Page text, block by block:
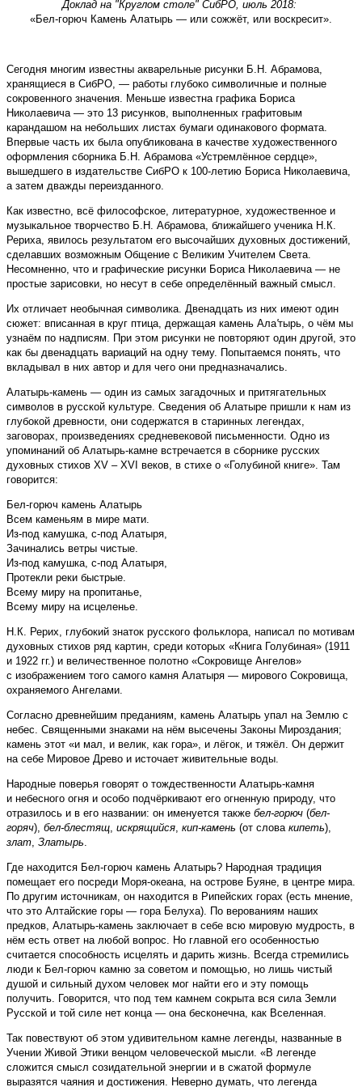
Доклад на "Круглом столе" СибРО, июль 2018:
«Бел-горюч Камень Алатырь — или сожжёт, или воскресит».
Сегодня многим известны акварельные рисунки Б.Н. Абрамова,
хранящиеся в СибРО, — работы глубоко символичные и полные
сокровенного значения. Меньше известна графика Бориса
Николаевича — это 13 рисунков, выполненных графитовым
карандашом на небольших листах бумаги одинакового формата.
Впервые часть их была опубликована в качестве художественного
оформления сборника Б.Н. Абрамова «Устремлённое сердце»,
вышедшего в издательстве СибРО к 100-летию Бориса Николаевича,
а затем дважды переизданного.
Как известно, всё философское, литературное, художественное и
музыкальное творчество Б.Н. Абрамова, ближайшего ученика Н.К.
Рериха, явилось результатом его высочайших духовных достижений,
сделавших возможным Общение с Великим Учителем Света.
Несомненно, что и графические рисунки Бориса Николаевича — не
простые зарисовки, но несут в себе определённый важный смысл.
Их отличает необычная символика. Двенадцать из них имеют один
сюжет: вписанная в круг птица, держащая камень Ала'тырь, о чём мы
узнаём по надписям. При этом рисунки не повторяют один другой, это
как бы двенадцать вариаций на одну тему. Попытаемся понять, что
вкладывал в них автор и для чего они предназначались.
Алатырь-камень — один из самых загадочных и притягательных
символов в русской культуре. Сведения об Алатыре пришли к нам из
глубокой древности, они содержатся в старинных легендах,
заговорах, произведениях средневековой письменности. Одно из
упоминаний об Алатырь-камне встречается в сборнике русских
духовных стихов XV – XVI веков, в стихе о «Голубиной книге». Там
говорится:
Бел-горюч камень Алатырь
Всем каменьям в мире мати.
Из-под камушка, с-под Алатыря,
Зачинались ветры чистые.
Из-под камушка, с-под Алатыря,
Протекли реки быстрые.
Всему миру на пропитанье,
Всему миру на исцеленье.
Н.К. Рерих, глубокий знаток русского фольклора, написал по мотивам
духовных стихов ряд картин, среди которых «Книга Голубиная» (1911
и 1922 гг.) и величественное полотно «Сокровище Ангелов»
с изображением того самого камня Алатыря — мирового Сокровища,
охраняемого Ангелами.
Согласно древнейшим преданиям, камень Алатырь упал на Землю с
небес. Священными знаками на нём высечены Законы Мироздания;
камень этот «и мал, и велик, как гора», и лёгок, и тяжёл. Он держит
на себе Мировое Древо и источает живительные воды.
Народные поверья говорят о тождественности Алатырь-камня
и небесного огня и особо подчёркивают его огненную природу, что
отра­зилось и в его названии: он именуется также бел-горюч (бел-
горяч), бел-блестящ искрящийся кип-камень (от слова кипеть),
злат Златырь
Где находится Бел-горюч камень Алатырь? Народная традиция
помещает его посреди Моря-океана, на острове Буяне, в центре мира.
По другим источникам, он находится в Рипейских горах (есть мнение,
что это Алтайские горы — гора Белуха). По верованиям наших
предков, Алатырь-камень заключает в себе всю мировую мудрость, в
нём есть ответ на любой вопрос. Но главной его особенностью
считается способность исцелять и дарить жизнь. Всегда стремились
люди к Бел-горюч камню за советом и помощью, но лишь чистый
душой и сильный духом человек мог найти его и эту помощь
получить. Говорится, что под тем камнем сокрыта вся сила Земли
Русской и той силе нет конца — она бесконечна, как Вселенная.
Так повествуют об этом удивительном камне легенды, названные в
Учении Живой Этики венцом человеческой мысли. «В легенде
сложится смысл созидательной энергии и в сжатой формуле
выразятся чаяния и достижения. Неверно думать, что легенда